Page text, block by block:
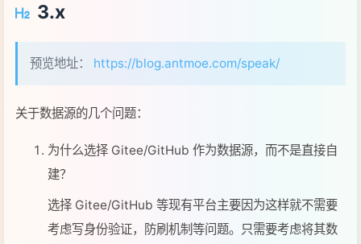
3.x
预览地址： https://blog.antmoe.com/speak/
关于数据源的几个问题：
为什么选择 Gitee/GitHub 作为数据源，而不是直接自
建？
选择 Gitee/GitHub 等现有平台主要因为这样就不需要
考虑写身份验证，防刷机制等问题。只需要考虑将其数